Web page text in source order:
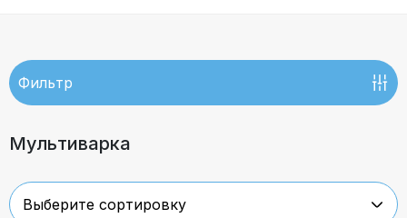
Фильтр
Мультиварка
Выберите сортировку